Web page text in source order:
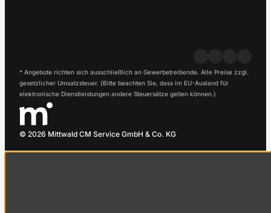
© 2026 Mittwald CM Service GmbH & Co. KG
* Angebote richten sich ausschließlich an Gewerbetreibende. Alle Preise zzgl.
gesetzlicher Umsatzsteuer. (Bitte beachten Sie, dass im EU-Ausland für
elektronische Dienstleistungen andere Steuersätze gelten können.)